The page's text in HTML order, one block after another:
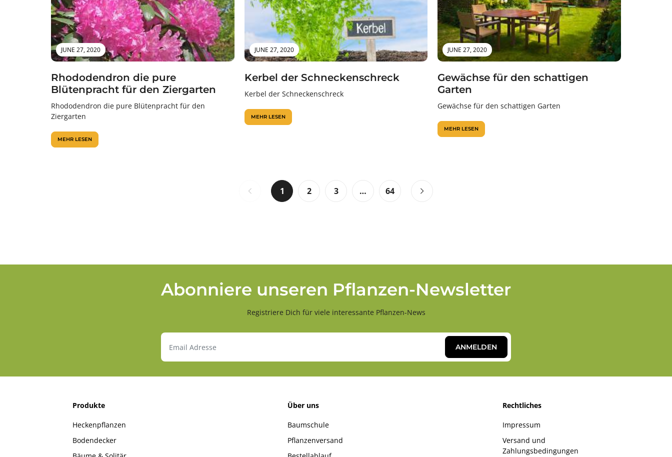
JUNE 27, 2020
Rhododendron die pure
Blütenpracht für den Ziergarten
Rhododendron die pure Blütenpracht für den
Ziergarten
MEHR LESEN
JUNE 27, 2020
Kerbel der Schneckenschreck
Kerbel der Schneckenschreck
MEHR LESEN
JUNE 27, 2020
Gewächse für den schattigen
Garten
Gewächse für den schattigen Garten
MEHR LESEN
1 2 3 … 64
Abonniere unseren Pflanzen-Newsletter
Registriere Dich für viele interessante Pflanzen-News
ANMELDEN
Produkte
Heckenpflanzen
Bodendecker
Über uns
Baumschule
Pflanzenversand
Rechtliches
Impressum
Versand und
Zahlungsbedingungen